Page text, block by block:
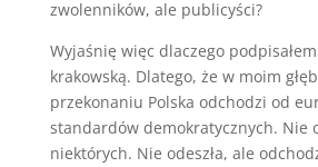
zwolenników, ale publicyści?
Wyjaśnię więc dlaczego
krakowską. Dlatego, że w moim
przekonaniu Polska odchodzi od
standardów demokratycznych. Nie
niektórych. Nie odeszła, ale